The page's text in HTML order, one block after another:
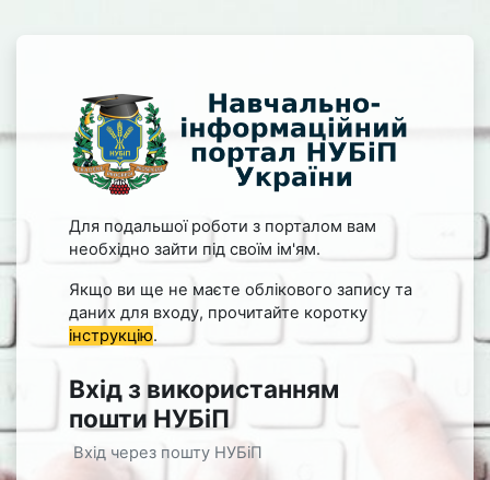
Увійти до Навчально-
Для подальшої роботи з порталом вам
необхідно зайти під своїм ім'ям.
Якщо ви ще не маєте облікового запису та
даних для входу, прочитайте коротку
інструкцію.
Вхід з використанням
пошти НУБіП
Вхід через пошту НУБіП